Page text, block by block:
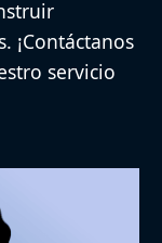
¡Contáctanos
servicio